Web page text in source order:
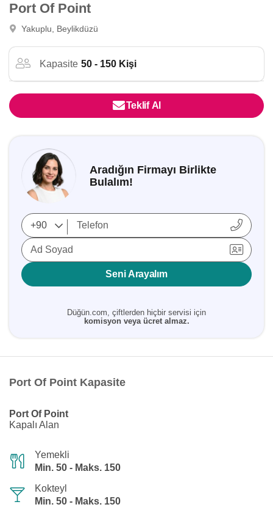
Port Of Point
Yakuplu, Beylikdüzü
Kapasite 50 - 150 Kişi
Teklif Al
Aradığın Firmayı Birlikte
Bulalım!
Ad Soyad
Seni Arayalım
Düğün.com, çiftlerden hiçbir servisi için
komisyon veya ücret almaz.
Port Of Point Kapasite
Port Of Point
Kapalı Alan
Yemekli
Min. 50 - Maks. 150
Kokteyl
Min. 50 - Maks. 150